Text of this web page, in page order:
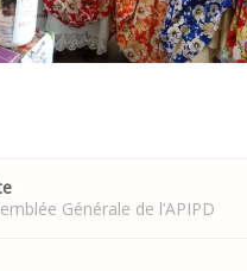
Générale de l’APIPD